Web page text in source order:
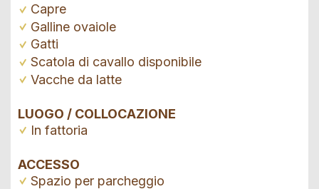
Capre
Galline ovaiole
Gatti
Scatola di cavallo disponibile
Vacche da latte
LUOGO / COLLOCAZIONE
In fattoria
ACCESSO
Spazio per parcheggio